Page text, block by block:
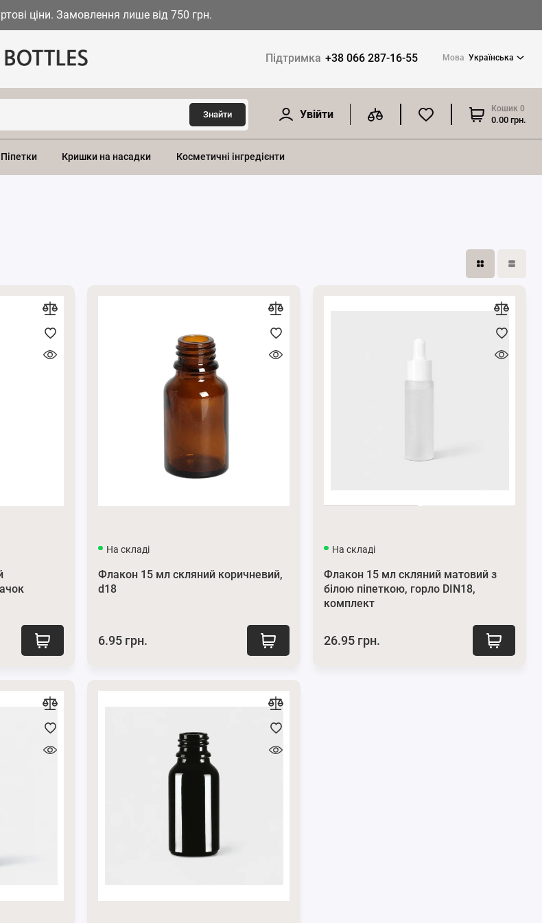
ціни. Замовлення лише від 750 грн.
Підтримка +38 066 287-16-55 Мова Українська
Знайти Увійти Кошик 0
0.00 грн.
Піпетки Кришки на насадки Косметичні інгредієнти
На складі
Флакон 15 мл скляний коричневий,
d18
6.95 грн.
На складі
Флакон 15 мл скляний матовий з
білою піпеткою, горло DIN18,
комплект
26.95 грн.